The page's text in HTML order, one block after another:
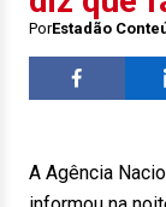
PorEstadão
A Agência